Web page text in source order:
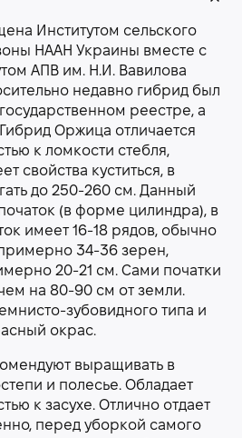
Институтом сельского
НААН Украины вместе с
АПВ им. Н.И. Вавилова
недавно гибрид был
реестре, а
Оржица отличается
к ломкости стебля,
свойства куститься, в
до 250-260 см. Данный
(в форме цилиндра), в
имеет 16-18 рядов, обычно
34-36 зерен,
20-21 см. Сами початки
на 80-90 см от земли.
зубовидного типа и
окрас.
выращивать в
и полесье. Обладает
к засухе. Отлично отдает
перед уборкой самого